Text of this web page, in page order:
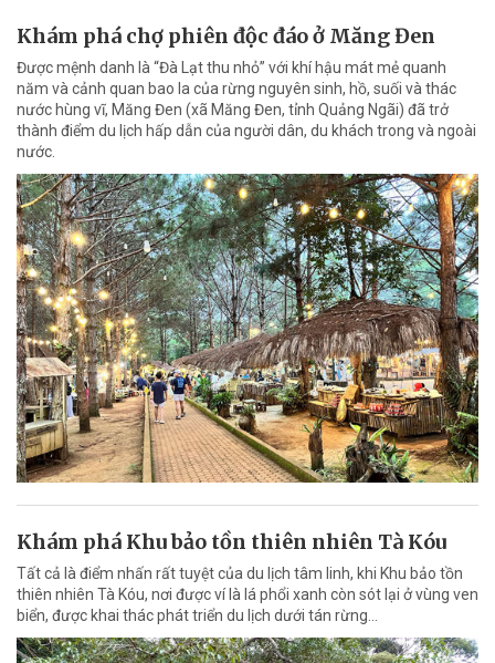
Khám phá chợ phiên độc đáo ở Măng Đen
Được mệnh danh là “Đà Lạt thu nhỏ” với khí hậu mát mẻ quanh
năm và cảnh quan bao la của rừng nguyên sinh, hồ, suối và thác
nước hùng vĩ, Măng Đen (xã Măng Đen, tỉnh Quảng Ngãi) đã trở
thành điểm du lịch hấp dẫn của người dân, du khách trong và ngoài
nước.
Khám phá Khu bảo tồn thiên nhiên Tà Kóu
Tất cả là điểm nhấn rất tuyệt của du lịch tâm linh, khi Khu bảo tồn
thiên nhiên Tà Kóu, nơi được ví là lá phổi xanh còn sót lại ở vùng ven
biển, được khai thác phát triển du lịch dưới tán rừng…